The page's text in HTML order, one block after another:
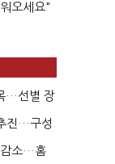
오세요"
…선별 장
진…구성
감소…홈